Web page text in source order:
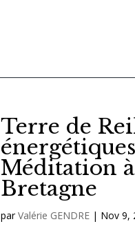
Terre de
Méditation
Bretagne
parValérie GENDRE | Nov 9,